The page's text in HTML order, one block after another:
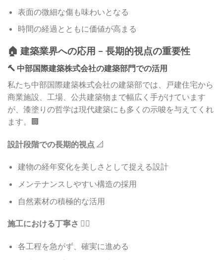
表面の微細な傷も味わいとなる
時間の経過とともに価値が高まる
🏠 建築業界への応用 – 長期的視点の重要性
🔨 中部国際建築株式会社の建築部門での活用
私たち中部国際建築株式会社の建築部では、戸建住宅から
商業施設、工場、公共建築物まで幅広く手がけています
が、漆塗りの哲学は現代建築にも多くの示唆を与えてくれ
ます。🏢
設計段階での長期的視点 📐
建物の経年変化を美しさとして捉える設計
メンテナンスしやすい構造の採用
自然素材の積極的な活用
施工における丁寧さ 👷‍♂️
各工程を急がず、確実に進める